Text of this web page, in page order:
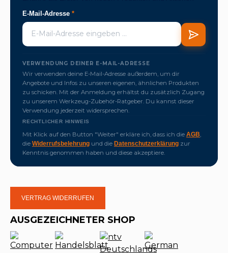
E-Mail-Adresse *
VERWENDUNG DEINER E-MAIL-ADRESSE
Wir verwenden deine E-Mail-Adresse außerdem, um dir
Angebote und Infos zu unseren eigenen, ähnlichen Produkten
zu schicken. Mit der Anmeldung erhältst du zusätzlich Zugang
zu unserem Werkzeug-Zubehör-Ratgeber. Du kannst dieser
Verwendung jederzeit widersprechen.
RECHTLICHER HINWEIS
Mit Klick auf den Button "Weiter" erkläre ich, dass ich die AGB
die Widerrufsbelehrung und die Datenschutzerklärung zur
Kenntnis genommen haben und diese akzeptiere.
VERTRAG WIDERRUFEN
AUSGEZEICHNETER SHOP